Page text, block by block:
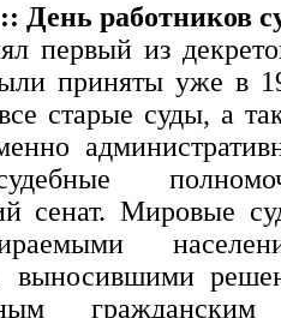
День работников
первый из
приняты уже в
старые суды, а
сенат. Мировые
выносившими